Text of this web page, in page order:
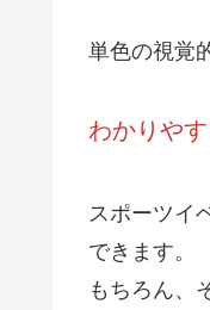
単色の視覚
わかりや
スポーツイ
できます。
もちろん、